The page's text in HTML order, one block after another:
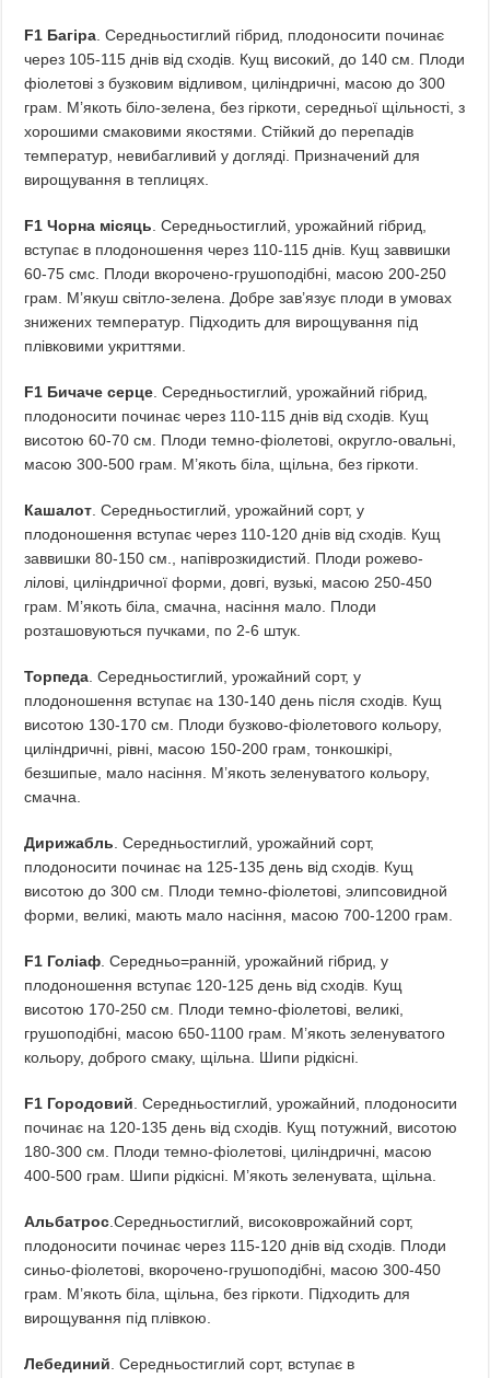
F1 Багіра . Середньостиглий гібрид, плодоносити починає
через 105-115 днів від сходів. Кущ високий, до 140 см. Плоди
фіолетові з бузковим відливом, циліндричні, масою до 300
грам. М’якоть біло-зелена, без гіркоти, середньої щільності, з
хорошими смаковими якостями. Стійкий до перепадів
температур, невибагливий у догляді. Призначений для
вирощування в теплицях.
F1 Чорна місяць . Середньостиглий, урожайний гібрид,
вступає в плодоношення через 110-115 днів. Кущ заввишки
60-75 смс. Плоди вкорочено-грушоподібні, масою 200-250
грам. М’якуш світло-зелена. Добре зав’язує плоди в умовах
знижених температур. Підходить для вирощування під
плівковими укриттями.
F1 Бичаче серце . Середньостиглий, урожайний гібрид,
плодоносити починає через 110-115 днів від сходів. Кущ
висотою 60-70 см. Плоди темно-фіолетові, округло-овальні,
масою 300-500 грам. М’якоть біла, щільна, без гіркоти.
Кашалот . Середньостиглий, урожайний сорт, у
плодоношення вступає через 110-120 днів від сходів. Кущ
заввишки 80-150 см., напіврозкидистий. Плоди рожево-
лілові, циліндричної форми, довгі, вузькі, масою 250-450
грам. М’якоть біла, смачна, насіння мало. Плоди
розташовуються пучками, по 2-6 штук.
Торпеда . Середньостиглий, урожайний сорт, у
плодоношення вступає на 130-140 день після сходів. Кущ
висотою 130-170 см. Плоди бузково-фіолетового кольору,
циліндричні, рівні, масою 150-200 грам, тонкошкірі,
безшипые, мало насіння. М’якоть зеленуватого кольору,
смачна.
Дирижабль . Середньостиглий, урожайний сорт,
плодоносити починає на 125-135 день від сходів. Кущ
висотою до 300 см. Плоди темно-фіолетові, элипсовидной
форми, великі, мають мало насіння, масою 700-1200 грам.
F1 Голіаф . Середньо=ранній, урожайний гібрид, у
плодоношення вступає 120-125 день від сходів. Кущ
висотою 170-250 см. Плоди темно-фіолетові, великі,
грушоподібні, масою 650-1100 грам. М’якоть зеленуватого
кольору, доброго смаку, щільна. Шипи рідкісні.
F1 Городовий . Середньостиглий, урожайний, плодоносити
починає на 120-135 день від сходів. Кущ потужний, висотою
180-300 см. Плоди темно-фіолетові, циліндричні, масою
400-500 грам. Шипи рідкісні. М’якоть зеленувата, щільна.
Альбатрос .Середньостиглий, високоврожайний сорт,
плодоносити починає через 115-120 днів від сходів. Плоди
синьо-фіолетові, вкорочено-грушоподібні, масою 300-450
грам. М’якоть біла, щільна, без гіркоти. Підходить для
вирощування під плівкою.
Лебединий . Середньостиглий сорт, вступає в